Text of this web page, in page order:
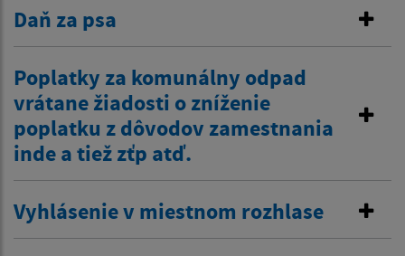
Daň za psa
Poplatky za komunálny odpad
vrátane žiadosti o zníženie
poplatku z dôvodov zamestnania
inde a tiež zťp atď.
Vyhlásenie v miestnom rozhlase